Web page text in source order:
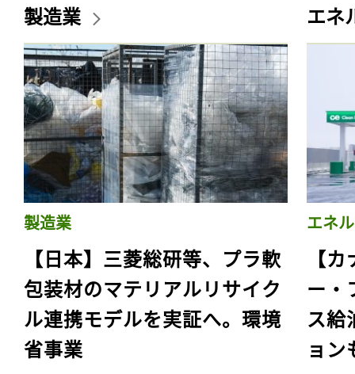
製造業
製造業
【日本】三菱総研等、プラ軟
包装材のマテリアルリサイク
ル連携モデルを実証へ。環境
省事業
エネ
エネ
【
ー・
ス給
ョン